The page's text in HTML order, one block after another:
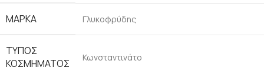
ΜΑΡΚΑ Γλυκοφρύδης
ΤΥΠΟΣ
ΚΟΣΜΗΜΑΤΟΣ
Κωνσταντινάτο